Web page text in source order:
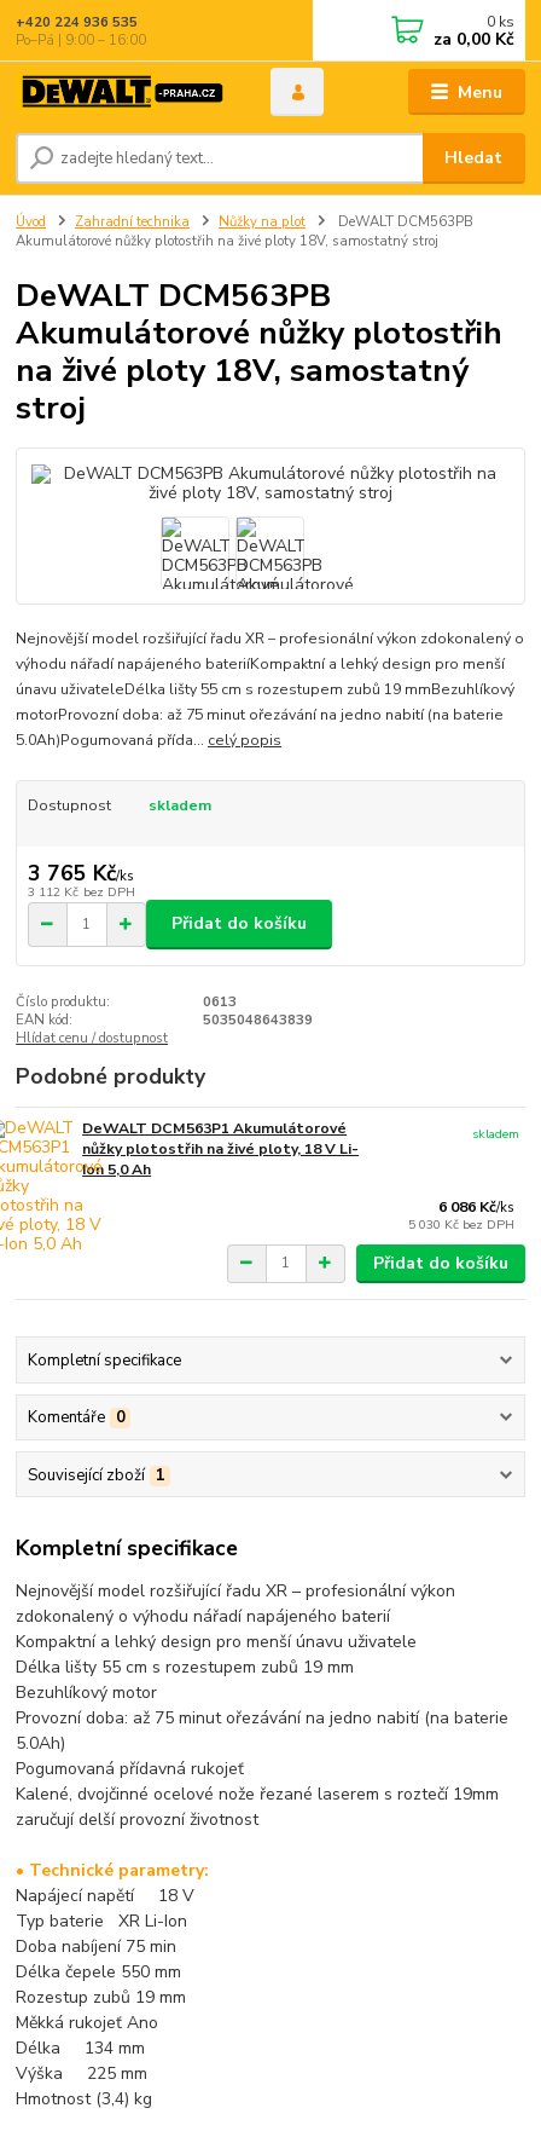
Menu
Hledat
+420 224 936 535
Po–Pá | 9:00 – 16:00
0 ks
za 0,00 Kč
Úvod Zahradní technika Nůžky na plot
DeWALT DCM563PB
Akumulátorové nůžky plotostřih na živé ploty 18V, samostatný stroj
DeWALT DCM563PB
Akumulátorové nůžky plotostřih
na živé ploty 18V, samostatný
stroj
Nejnovější model rozšiřující řadu XR – profesionální výkon zdokonalený o
výhodu nářadí napájeného bateriíKompaktní a lehký design pro menší
únavu uživateleDélka lišty 55 cm s rozestupem zubů 19 mmBezuhlíkový
motorProvozní doba: až 75 minut ořezávání na jedno nabití (na baterie
5.0Ah)Pogumovaná přída... celý popis
Dostupnost skladem
3 765 Kč/ks
3 112 Kč bez DPH
Přidat do košíku
Číslo produktu:
0613
EAN kód:
5035048643839
Hlídat cenu / dostupnost
Podobné produkty
DeWALT DCM563P1 Akumulátorové
nůžky plotostřih na živé ploty, 18 V Li-
Ion 5,0 Ah
6 086 Kč/ks
5 030 Kč bez DPH
skladem
Přidat do košíku
Kompletní specifikace
Komentáře 0
Související zboží 1
Kompletní specifikace
Nejnovější model rozšiřující řadu XR – profesionální výkon
zdokonalený o výhodu nářadí napájeného baterií
Kompaktní a lehký design pro menší únavu uživatele
Délka lišty 55 cm s rozestupem zubů 19 mm
Bezuhlíkový motor
Provozní doba: až 75 minut ořezávání na jedno nabití (na baterie
5.0Ah)
Pogumovaná přídavná rukojeť
Kalené, dvojčinné ocelové nože řezané laserem s roztečí 19mm
zaručují delší provozní životnost
• Technické parametry:
Napájecí napětí 18 V
Typ baterie XR Li-Ion
Doba nabíjení 75 min
Délka čepele 550 mm
Rozestup zubů 19 mm
Měkká rukojeť Ano
Délka 134 mm
Výška 225 mm
Hmotnost (3,4) kg